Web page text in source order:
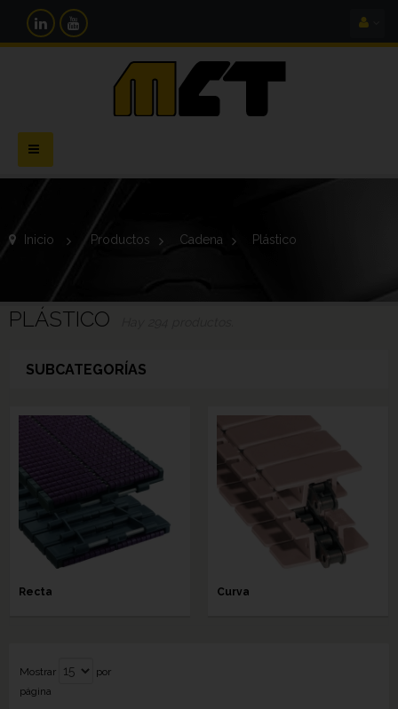
Navegación
Toggle
Inicio > Productos > Cadena > Plástico
PLÁSTICO
SUBCATEGORÍAS
Recta Curva
Mostrar
por
página